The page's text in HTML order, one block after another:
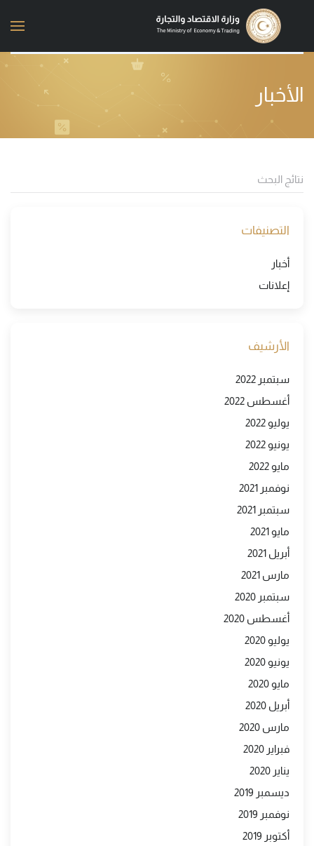
Skip to main content
الأخبار
التصنيفات
أخبار
إعلانات
الأرشيف
سبتمبر 2022
أغسطس 2022
يوليو 2022
يونيو 2022
مايو 2022
نوفمبر 2021
سبتمبر 2021
مايو 2021
أبريل 2021
مارس 2021
سبتمبر 2020
أغسطس 2020
يوليو 2020
يونيو 2020
مايو 2020
أبريل 2020
مارس 2020
فبراير 2020
يناير 2020
ديسمبر 2019
نوفمبر 2019
أكتوبر 2019